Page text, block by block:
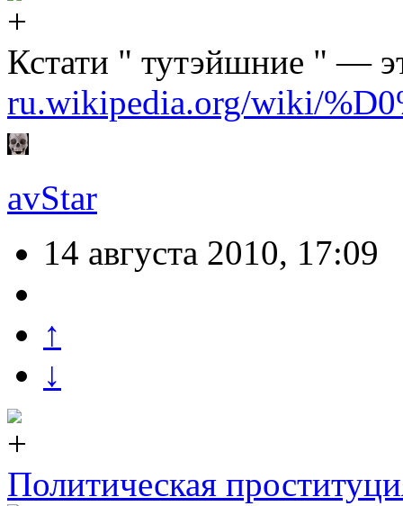
Кстати " тутэйшние " —
ru.wikipedia.org/wiki/
avStar
14 августа 2010, 17:09
↑
↓
Политическая